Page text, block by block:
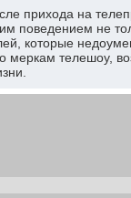
прихода на
поведением не
которые
меркам телешоу,